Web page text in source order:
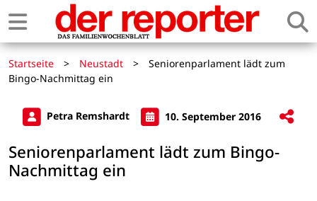
Startseite > Neustadt >
Seniorenparlament lädt zum
Bingo-Nachmittag ein
Petra Remshardt 10. September 2016
Seniorenparlament lädt zum Bingo-
Nachmittag ein